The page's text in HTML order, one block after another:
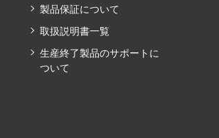
製品保証について
取扱説明書一覧
生産終了製品のサポートに
ついて